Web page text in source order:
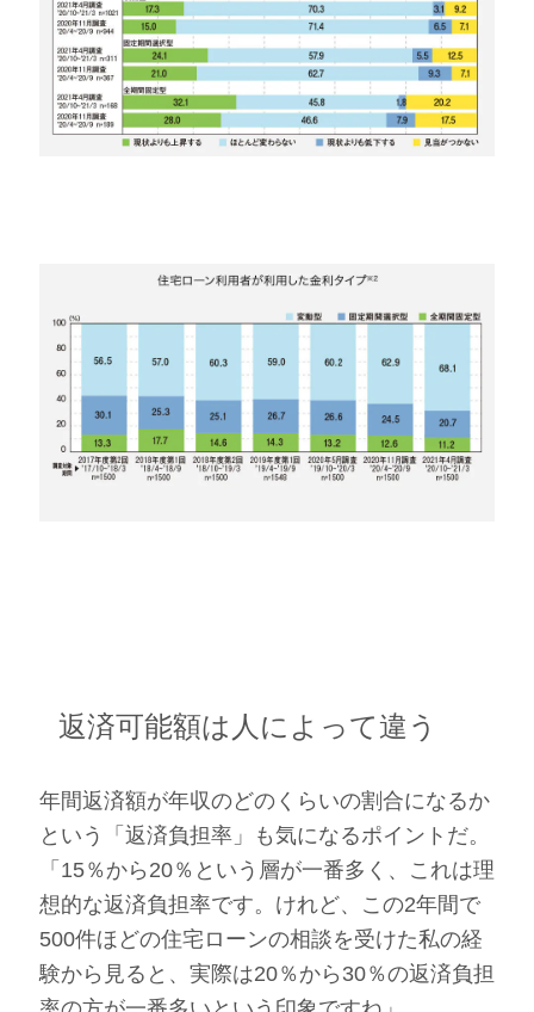
返済可能額は人によって違う
年間返済額が年収のどのくらいの割合になるか
という「返済負担率」も気になるポイントだ。
「15％から20％という層が一番多く、これは理
想的な返済負担率です。けれど、この2年間で
500件ほどの住宅ローンの相談を受けた私の経
験から見ると、実際は20％から30％の返済負担